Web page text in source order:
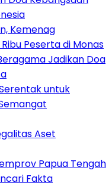
Kemenag
Peserta di Monas
Jadikan Doa
untuk
Aset
Papua Tengah
Fakta